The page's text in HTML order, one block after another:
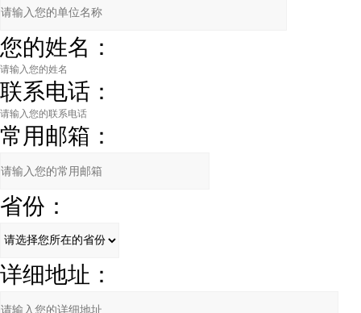
您的姓名：
联系电话：
常用邮箱：
省份：
详细地址：